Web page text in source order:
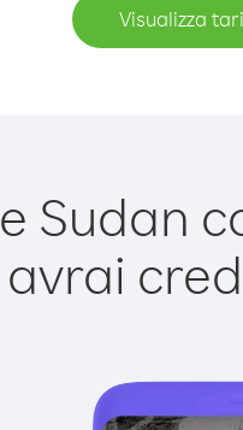
Visualizza
Sudan